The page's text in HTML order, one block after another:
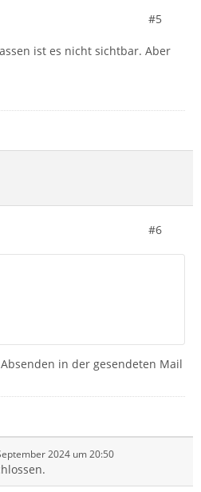
#5
ist es nicht sichtbar. Aber
#6
in der gesendeten Mail
2024 um 20:50